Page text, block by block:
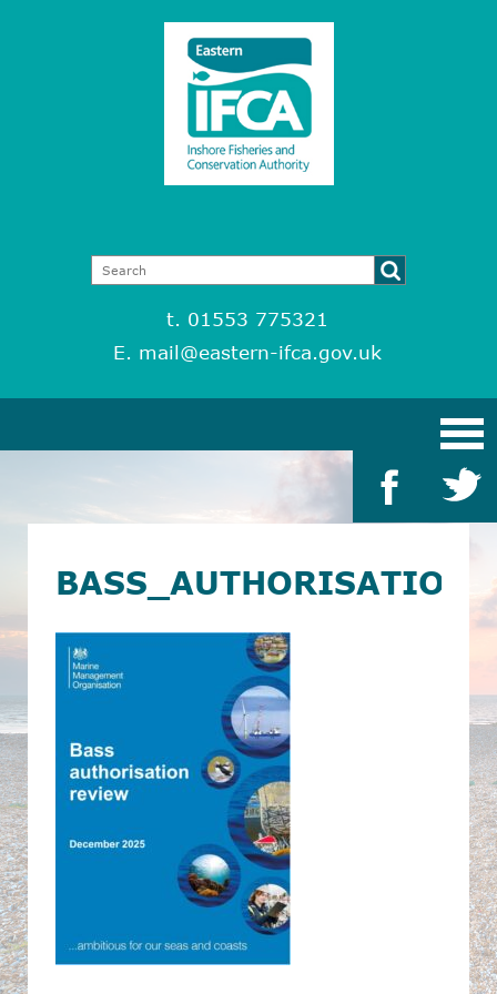
t. 01553 775321
E. mail@eastern-ifca.gov.uk